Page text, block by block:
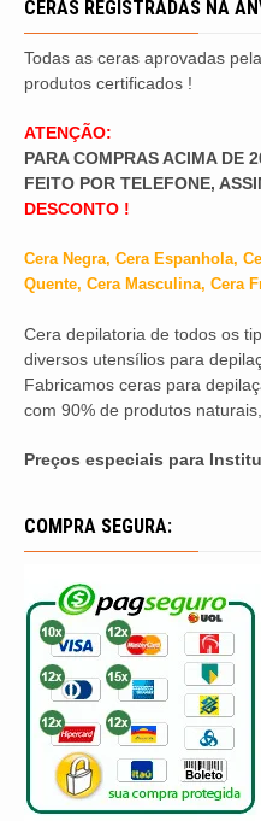
CERAS REGISTRADAS NA
Todas as ceras aprovadas
produtos certificados !
ATENÇÃO:
PARA COMPRAS ACIMA DE
FEITO POR TELEFONE,
DESCONTO !
Cera Negra, Cera Espanhola,
Quente, Cera Masculina, Cera
Cera depilatoria de todos os
diversos utensílios para
Fabricamos ceras para
com 90% de produtos
Preços especiais para
COMPRA SEGURA: